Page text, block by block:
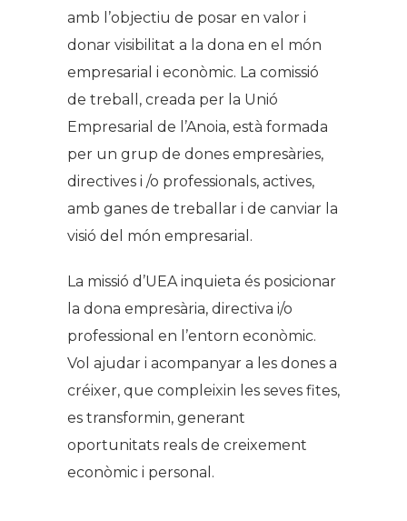
amb l’objectiu de posar en valor i
donar visibilitat a la dona en el món
empresarial i econòmic. La comissió
de treball, creada per la Unió
Empresarial de l’Anoia, està formada
per un grup de dones empresàries,
directives i /o professionals, actives,
amb ganes de treballar i de canviar la
visió del món empresarial.
La missió d’UEA inquieta és posicionar
la dona empresària, directiva i/o
professional en l’entorn econòmic.
Vol ajudar i acompanyar a les dones a
créixer, que compleixin les seves fites,
es transformin, generant
oportunitats reals de creixement
econòmic i personal.